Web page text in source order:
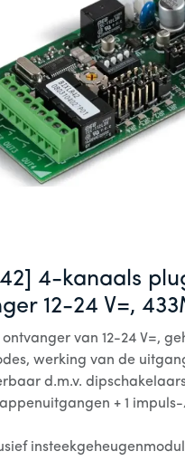
4-kanaals
12-24 V=,
van 12-24 V=,
werking van de
d.m.v.
+ 1